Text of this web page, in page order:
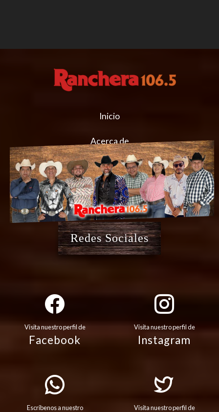
Inicio
Acerca de
Redes Sociales
Visita nuestro perfil de
Facebook
Visita nuestro perfil de
Instagram
Escribenos a nuestro Visita nuestro perfil de